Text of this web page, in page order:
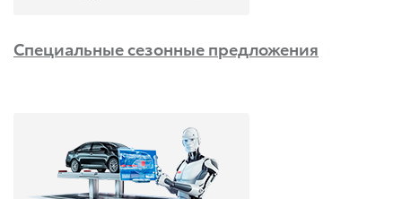
Специальные сезонные предложения